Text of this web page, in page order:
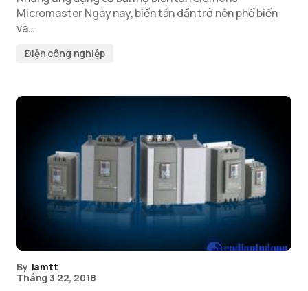
Micromaster Ngày nay, biến tần dần trở nên phổ biến
và…
Điện công nghiệp
By lamtt
Tháng 3 22, 2018